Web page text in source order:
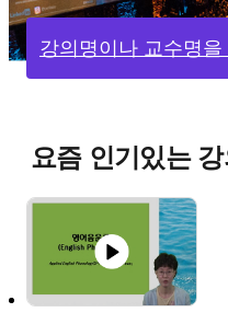
강의명이나 교수명
요즘 인기있는 강